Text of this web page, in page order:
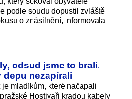
podle soudu dopustil zvláště
o znásilnění, informovala
odsud jsme to brali.
depu nezapírali
mladíkům, které načapali
Hostivaři kradou kabely